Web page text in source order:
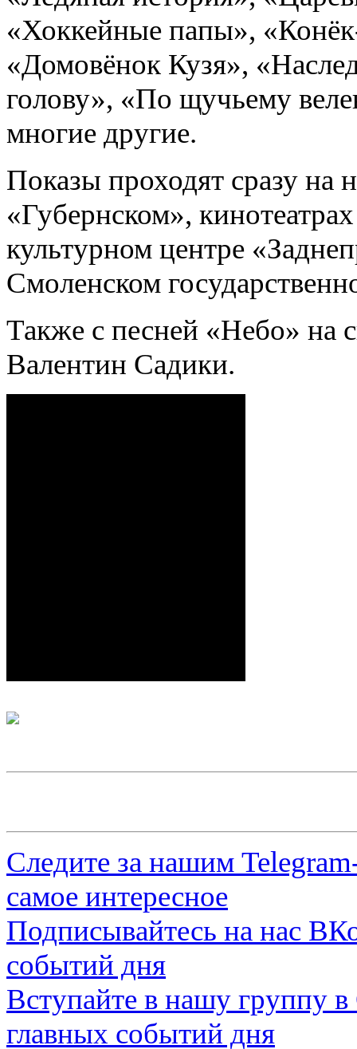
«Хоккейные папы»,
«Домовёнок Кузя»,
голову», «По щучьему
многие другие.
Показы проходят сразу на
«Губернском»,
культурном центре
Смоленском
Также с песней «Небо» на
Валентин Садики.
Следите за нашим
самое интересное
Подписывайтесь на нас
событий дня
Вступайте в нашу группу в
главных событий дня